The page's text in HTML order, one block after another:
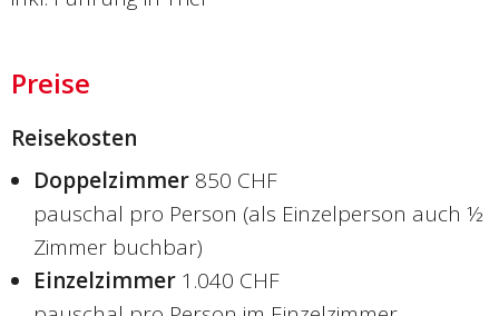
Preise
Reisekosten
Doppelzimmer 850 CHF
pauschal pro Person (als Einzelperson auch ½
Zimmer buchbar)
Einzelzimmer 1.040 CHF